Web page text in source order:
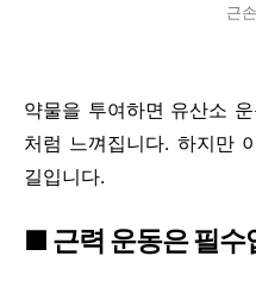
근
약물을 투여하면 유산소
처럼 느껴집니다. 하지만
길입니다.
■ 근력 운동은 필수